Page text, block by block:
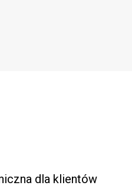
dla klientów